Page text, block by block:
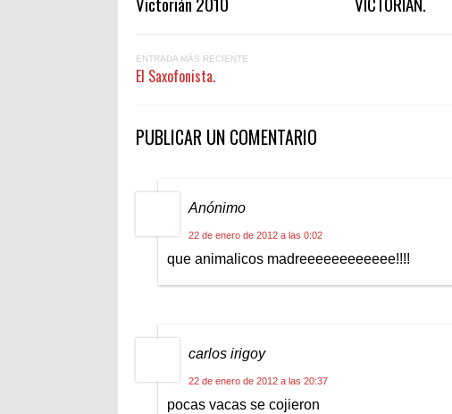
ENTRADA MÁS RECIENTE
El Saxofonista.
PUBLICAR UN COMENTARIO
Anónimo
22 de enero de 2012 a las 0:02
que animalicos madreeeeeeeeeeee!!!!
carlos irigoy
22 de enero de 2012 a las 20:37
pocas vacas se cojieron